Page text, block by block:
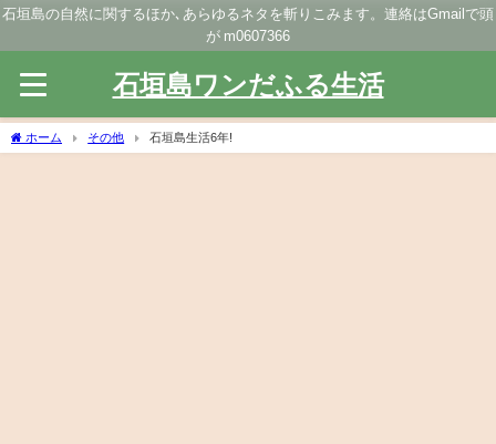
石垣島の自然に関するほか､あらゆるネタを斬りこみます。連絡はGmailで頭
が m0607366
石垣島ワンだふる生活
ホーム その他 石垣島生活6年!